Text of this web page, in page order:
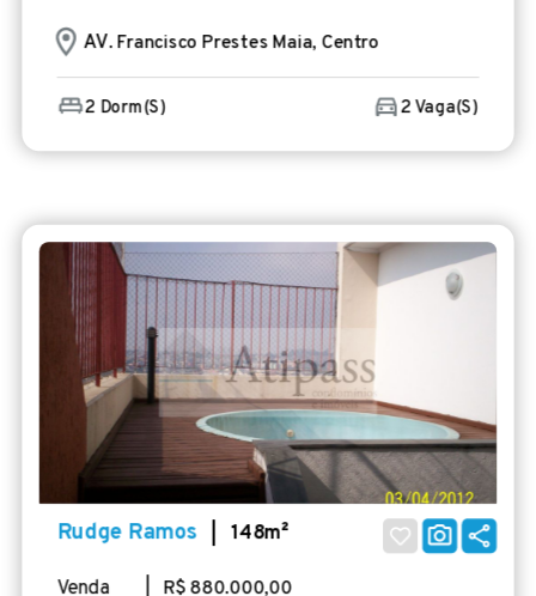
AV. Francisco Prestes Maia, Centro
2 Dorm(s) 2 Vaga(s)
Rudge Ramos| 148m²
Venda | R$ 880.000,00